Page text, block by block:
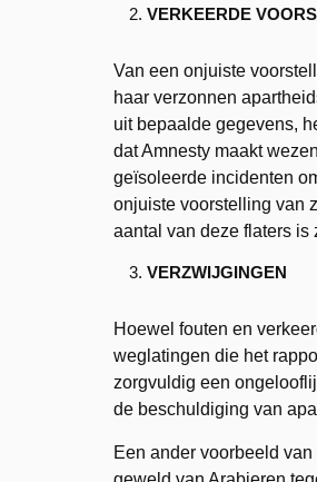
VERKEERDE
Van een onjuiste
haar verzonnen
uit bepaalde gegevens,
dat Amnesty maakt
geïsoleerde incidenten
onjuiste voorstelling van
aantal van deze flaters is
VERZWIJGINGEN
Hoewel fouten en
weglatingen die het
zorgvuldig een
de beschuldiging van
Een ander voorbeeld